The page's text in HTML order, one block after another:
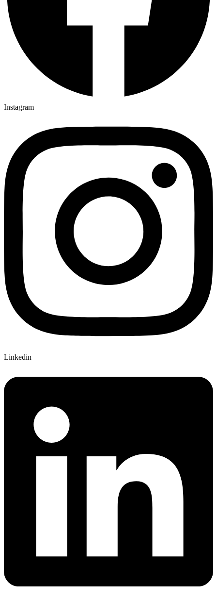
Instagram
Linkedin